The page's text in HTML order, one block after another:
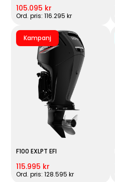
105.095 kr
Ord. pris: 116.295 kr
Kampanj
F100 EXLPT EFI
115.995 kr
Ord. pris: 128.595 kr